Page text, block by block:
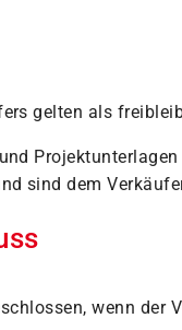
gelten als
sind dem
wenn der